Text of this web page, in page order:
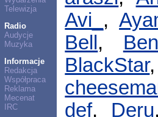
Telewizja
Radio
Audycje
Muzyka
Informacje
Redakcja
Współpraca
Reklama
Mecenat
IRC
Avi_ ,
Bell ,
BlackStar
def, Deru